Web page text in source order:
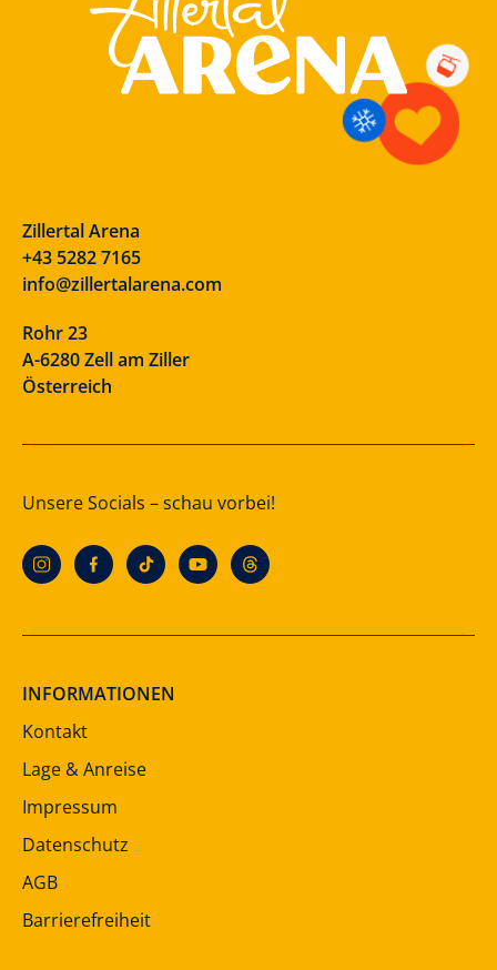
Zillertal Arena
+43 5282 7165
info@zillertalarena.com
Rohr 23
A-6280 Zell am Ziller
Österreich
Unsere Socials – schau vorbei!
INFORMATIONEN
Kontakt
Lage & Anreise
Impressum
Datenschutz
AGB
Barrierefreiheit